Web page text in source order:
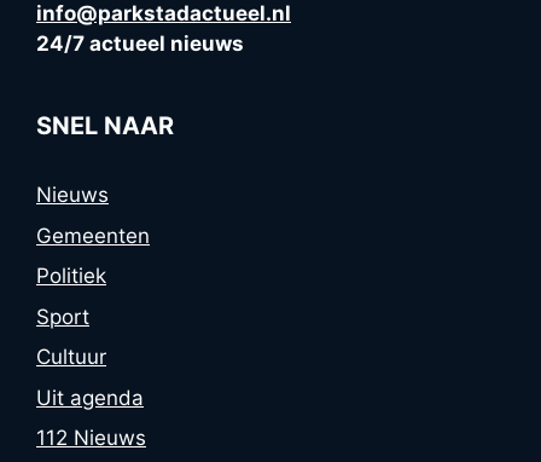
info@parkstadactueel.nl
24/7 actueel nieuws
SNEL NAAR
Nieuws
Gemeenten
Politiek
Sport
Cultuur
Uit agenda
112 Nieuws